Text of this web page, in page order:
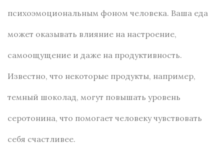
психоэмоциональным фоном человека. Ваша еда
может оказывать влияние на настроение,
самоощущение и даже на продуктивность.
Известно, что некоторые продукты, например,
темный шоколад, могут повышать уровень
серотонина, что помогает человеку чувствовать
себя счастливее.